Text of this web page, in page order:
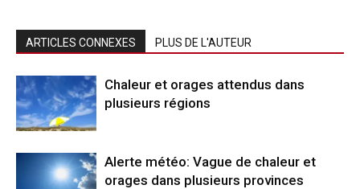
ARTICLES CONNEXES PLUS DE L'AUTEUR
Chaleur et orages attendus dans
plusieurs régions
Alerte météo: Vague de chaleur et
orages dans plusieurs provinces